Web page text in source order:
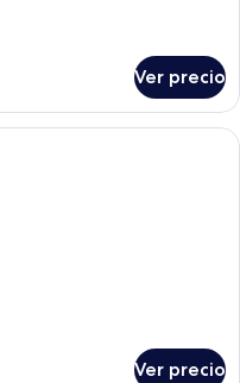
Ver precio
Ver precio